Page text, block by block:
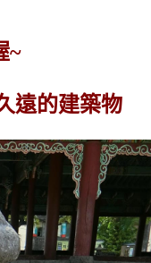
~
遠的建築物